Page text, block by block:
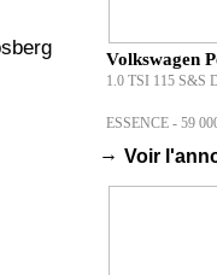
Volkswagen
1.0 TSI 115 S&S
ESSENCE - 59
→ Voir